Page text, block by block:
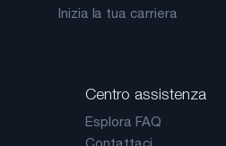
Inizia la tua carriera
Centro assistenza
Esplora FAQ
Contattaci